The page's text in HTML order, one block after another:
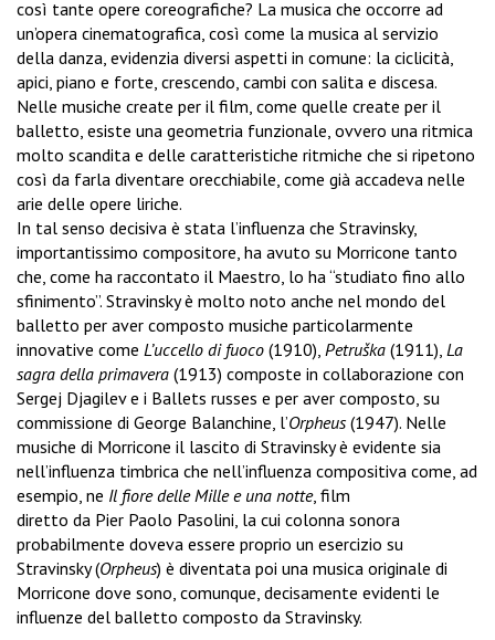
così tante opere coreografiche? La musica che occorre ad
un’opera cinematografica, così come la musica al servizio
della danza, evidenzia diversi aspetti in comune: la ciclicità,
apici, piano e forte, crescendo, cambi con salita e discesa.
Nelle musiche create per il film, come quelle create per il
balletto, esiste una geometria funzionale, ovvero una ritmica
molto scandita e delle caratteristiche ritmiche che si ripetono
così da farla diventare orecchiabile, come già accadeva nelle
arie delle opere liriche.
In tal senso decisiva è stata l’influenza che Stravinsky,
importantissimo compositore, ha avuto su Morricone tanto
che, come ha raccontato il Maestro, lo ha “studiato fino allo
sfinimento”. Stravinsky è molto noto anche nel mondo del
balletto per aver composto musiche particolarmente
innovative come L’uccello di fuoco (1910), Petruška (1911), La
sagra della primavera (1913) composte in collaborazione con
Sergej Djagilev e i Ballets russes e per aver composto, su
commissione di George Balanchine, l’Orpheus(1947). Nelle
musiche di Morricone il lascito di Stravinsky è evidente sia
nell’influenza timbrica che nell’influenza compositiva come, ad
esempio, ne Il fiore delle Mille e una notte, film
diretto da Pier Paolo Pasolini, la cui colonna sonora
probabilmente doveva essere proprio un esercizio su
Stravinsky (Orpheus) è diventata poi una musica originale di
Morricone dove sono, comunque, decisamente evidenti le
influenze del balletto composto da Stravinsky.